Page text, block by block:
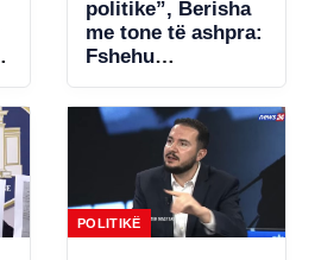
politike”, Berisha
me tone të ashpra:
Fshehu
samitin në Spanjë!
POLITIKË